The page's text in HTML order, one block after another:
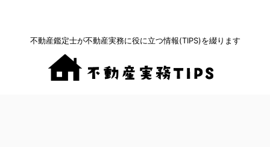
不動産鑑定士が不動産実務に役に立つ情報(TIPS)を綴ります